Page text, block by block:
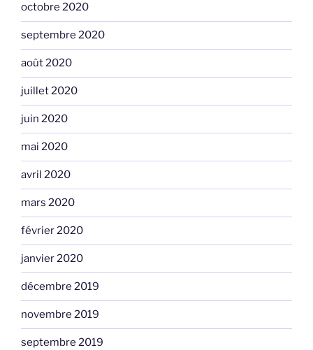
octobre 2020
septembre 2020
août 2020
juillet 2020
juin 2020
mai 2020
avril 2020
mars 2020
février 2020
janvier 2020
décembre 2019
novembre 2019
septembre 2019